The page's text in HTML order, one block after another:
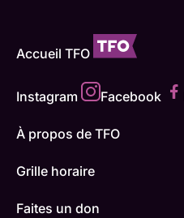
Accueil TFO
Instagram Facebook
À propos de TFO
Grille horaire
Faites un don